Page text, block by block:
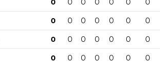
0 0 0 0 0 0 0
0 0 0 0 0 0 0
0 0 0 0 0 0 0
0 0 0 0 0 0 0